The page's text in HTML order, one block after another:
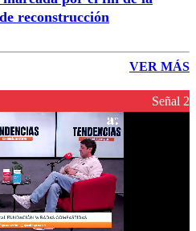
reconstrucción
VER MÁS
Señal 2